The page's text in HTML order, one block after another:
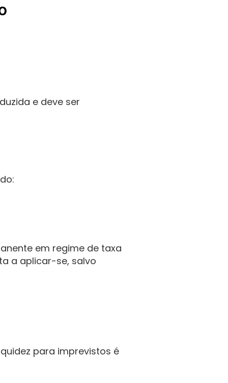
e deve ser
em regime de taxa
a aplicar-se, salvo
para imprevistos é